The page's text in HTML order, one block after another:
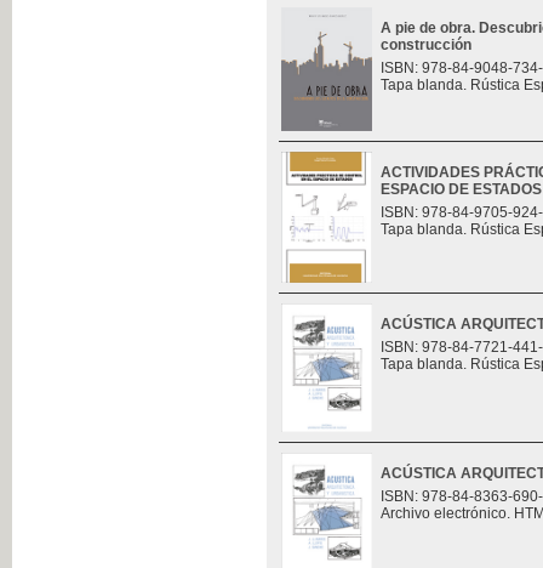
A pie de obra.
construcción
ISBN: 978-84-9048-
Tapa blanda. Rústica
ACTIVIDADES
ESPACIO DE ESTADOS
ISBN: 978-84-9705-
Tapa blanda. Rústica
ACÚSTICA
ISBN: 978-84-7721-
Tapa blanda. Rústica
ACÚSTICA
ISBN: 978-84-8363-
Archivo electrónico.